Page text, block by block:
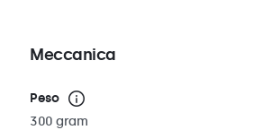
Meccanica
Peso
300 gram